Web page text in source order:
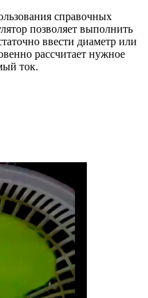
справочных
позволяет выполнить
ввести диаметр или
рассчитает нужное
ток.